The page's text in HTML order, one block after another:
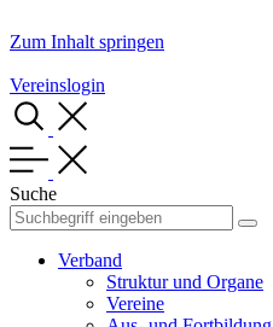
Zum Inhalt springen
Vereinslogin
Suche
Verband
Struktur und Organe
Vereine